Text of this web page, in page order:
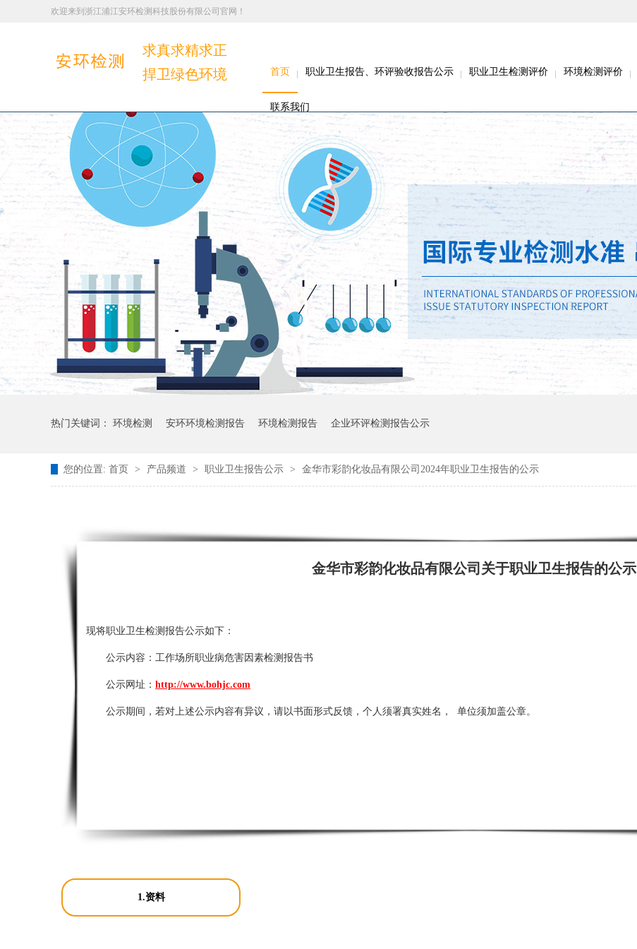
欢迎来到浙江浦江安环检测科技股份有限公司官网！
求真求精求正
捍卫绿色环境
首页 职业卫生报告、环评验收报告公示 职业卫生检测评价 环境检测评价
联系我们
热门关键词： 环境检测 安环环境检测报告 环境检测报告 企业环评检测报告公示
您的位置: 首页 > 产品频道 > 职业卫生报告公示 > 金华市彩韵化妆品有限公司2024年职业卫生报告的公示
金华市彩韵化妆品有限公司关于职业卫生报告的公示
现将职业卫生检测报告公示如下：
公示内容： 工作场所职业病危害因素检测报告书
公示网址： http://www.bohjc.com
公示期间，若对上述公示内容有异议，请以书面形式反馈，个人须署真实姓名， 单位须加盖公章。
1.资料